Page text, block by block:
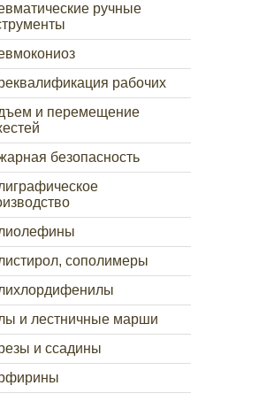
ручные
рабочих
и перемещение
безопасность
сополимеры
и лестничные марши
и ссадины